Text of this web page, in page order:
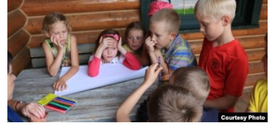
ВСЕ ЗА ДЕНЬ
СПЕЦПРОЕКТИ
ДЕПОРТАЦІЯ
ВІДЕОУРОКИ «ELIFBE»
СВІДЧЕННЯ ОКУПАЦІЇ
УКРАЇНСЬКА ПРОБЛЕМА КРИМУ
ЯК ОБІЙТИ БЛОКУВАННЯ
Русский
Qırımtatar